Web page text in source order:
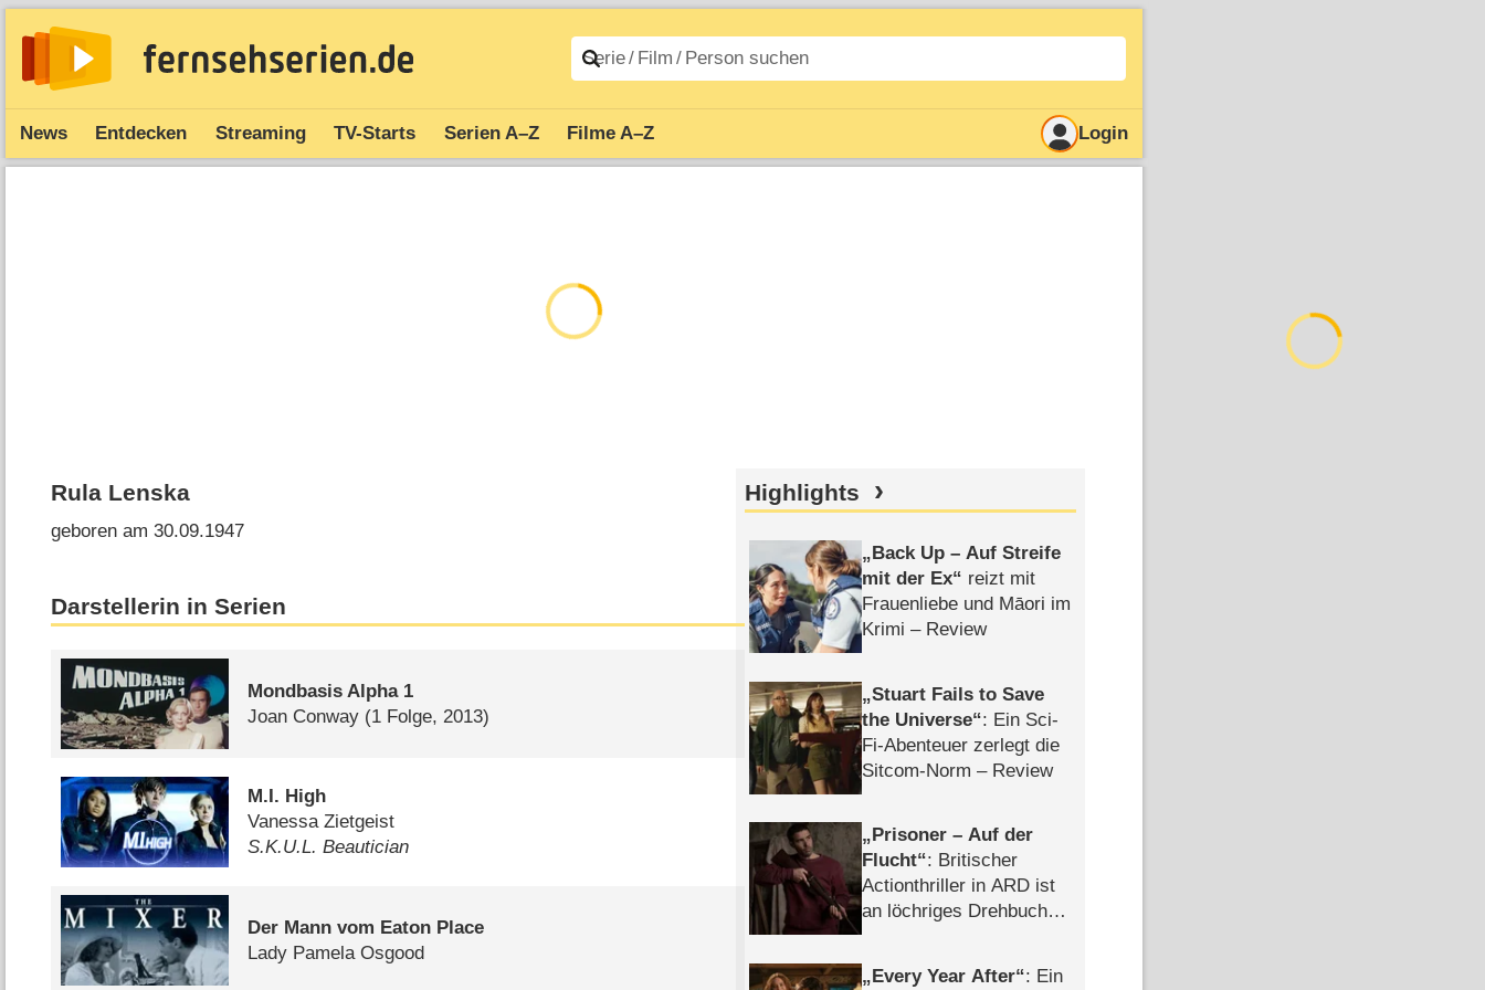
News Entdecken Streaming TV-Starts Serien A–Z Filme A–Z Login
Rula Lenska
geboren am 30.09.1947
Darstellerin in Serien
Mondbasis Alpha 1
Joan Conway (1 Folge, 2013)
M.I. High
Vanessa Zietgeist
S.K.U.L. Beautician
Der Mann vom Eaton Place
Lady Pamela Osgood
Highlights
Back Up – Auf Streife
mit der Ex
reizt mit
Frauenliebe und Māori im
Krimi – Review
Stuart Fails to Save
the Universe : Ein Sci-
Fi-Abenteuer zerlegt die
Sitcom-Norm – Review
Prisoner – Auf der
Flucht : Britischer
Actionthriller in ARD ist
an löchriges Drehbuch
Every Year After : Ein